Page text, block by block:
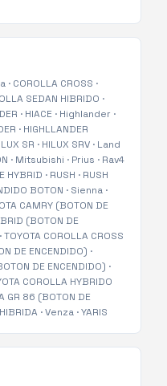
· COROLLA CROSS ·
SEDAN HIBRIDO ·
· HIACE · Highlander ·
· HIGHLLANDER
SR · HILUX SRV · Land
· Mitsubishi · Prius · Rav4
HYBRID · RUSH · RUSH
BOTON · Sienna ·
CAMRY (BOTON DE
(BOTON DE
·TOYOTA COROLLA CROSS
DE ENCENDIDO) ·
DE ENCENDIDO) ·
COROLLA HYBRIDO
GR 86 (BOTON DE
·Venza ·YARIS